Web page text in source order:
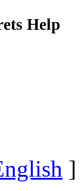
Help
]